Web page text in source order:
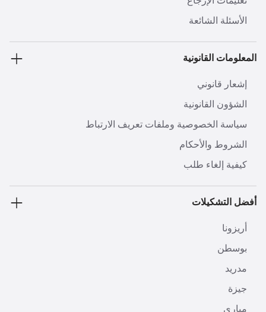
الأسئلة الشائعة
المعلومات القانونية
إشعار قانوني
الشؤون القانونية
سياسة الخصوصية وملفات تعريف الارتباط
الشروط والأحكام
كيفية إلغاء طلب
أفضل التشكيلات
أريزونا
بوسطن
مدريد
جيزة
مياري